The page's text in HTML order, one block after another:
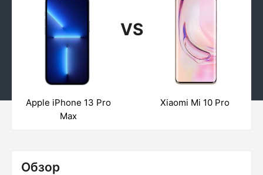
VS
Apple iPhone 13 Pro
Max
Xiaomi Mi 10 Pro
Обзор